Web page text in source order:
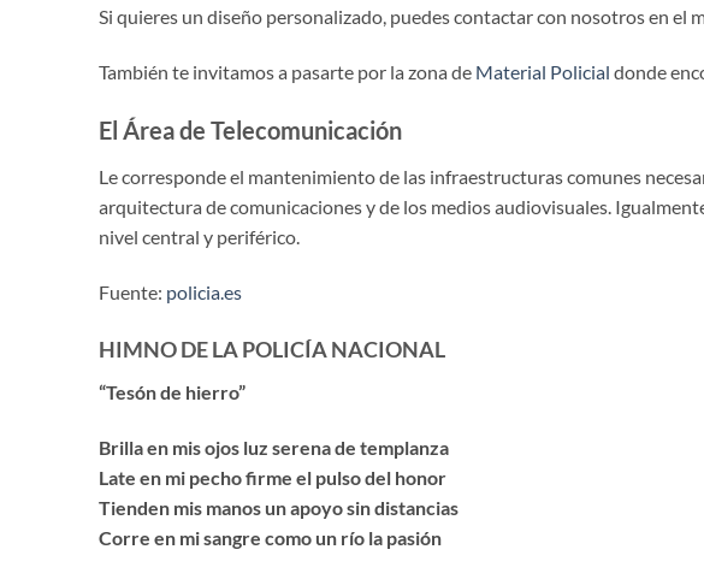
Si quieres un diseño personalizado, puedes contactar con nosotros en el
También te invitamos a pasarte por la zona de Material Policial donde
El Área de Telecomunicación
Le corresponde el mantenimiento de las infraestructuras comunes
arquitectura de comunicaciones y de los medios audiovisuales.
nivel central y periférico.
Fuente: policia.es
HIMNO DE LA POLICÍA NACIONAL
“Tesón de hierro”
Brilla en mis ojos luz serena de templanza
Late en mi pecho firme el pulso del honor
Tienden mis manos un apoyo sin distancias
Corre en mi sangre como un río la pasión